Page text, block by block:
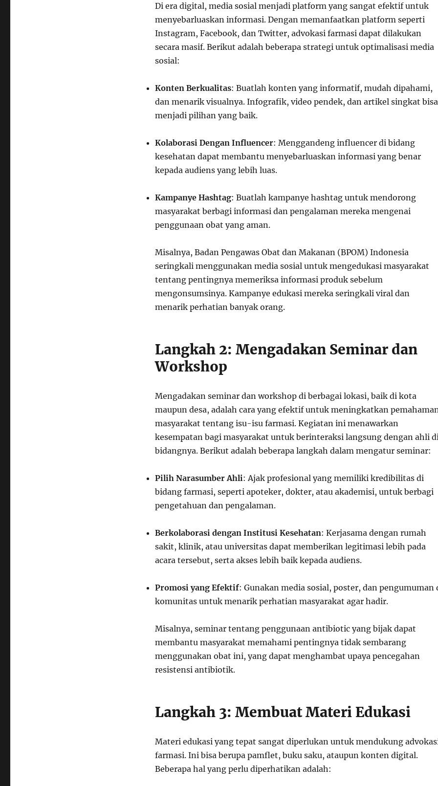
Di era digital, media sosial menjadi platform yang sangat efektif untuk
menyebarluaskan informasi. Dengan memanfaatkan platform seperti
Instagram, Facebook, dan Twitter, advokasi farmasi dapat dilakukan
secara masif. Berikut adalah beberapa strategi untuk optimalisasi media
sosial:
Konten Berkualitas: Buatlah konten yang informatif, mudah dipahami,
dan menarik visualnya. Infografik, video pendek, dan artikel singkat bisa
menjadi pilihan yang baik.
Kolaborasi Dengan Influencer: Menggandeng influencer di bidang
kesehatan dapat membantu menyebarluaskan informasi yang benar
kepada audiens yang lebih luas.
Kampanye Hashtag: Buatlah kampanye hashtag untuk mendorong
masyarakat berbagi informasi dan pengalaman mereka mengenai
penggunaan obat yang aman.
Misalnya, Badan Pengawas Obat dan Makanan (BPOM) Indonesia
seringkali menggunakan media sosial untuk mengedukasi masyarakat
tentang pentingnya memeriksa informasi produk sebelum
mengonsumsinya. Kampanye edukasi mereka seringkali viral dan
menarik perhatian banyak orang.
Langkah 2: Mengadakan Seminar dan
Workshop
Mengadakan seminar dan workshop di berbagai lokasi, baik di kota
maupun desa, adalah cara yang efektif untuk meningkatkan
masyarakat tentang isu-isu farmasi. Kegiatan ini menawarkan
kesempatan bagi masyarakat untuk berinteraksi langsung dengan ahli
bidangnya. Berikut adalah beberapa langkah dalam mengatur seminar:
Pilih Narasumber Ahli: Ajak profesional yang memiliki kredibilitas di
bidang farmasi, seperti apoteker, dokter, atau akademisi, untuk berbagi
pengetahuan dan pengalaman.
Berkolaborasi dengan Institusi Kesehatan: Kerjasama dengan rumah
sakit, klinik, atau universitas dapat memberikan legitimasi lebih pada
acara tersebut, serta akses lebih baik kepada audiens.
Promosi yang Efektif: Gunakan media sosial, poster, dan pengumuman
komunitas untuk menarik perhatian masyarakat agar hadir.
Misalnya, seminar tentang penggunaan antibiotic yang bijak dapat
membantu masyarakat memahami pentingnya tidak sembarang
menggunakan obat ini, yang dapat menghambat upaya pencegahan
resistensi antibiotik.
Langkah 3: Membuat Materi Edukasi
Materi edukasi yang tepat sangat diperlukan untuk mendukung
farmasi. Ini bisa berupa pamflet, buku saku, ataupun konten digital.
Beberapa hal yang perlu diperhatikan adalah: